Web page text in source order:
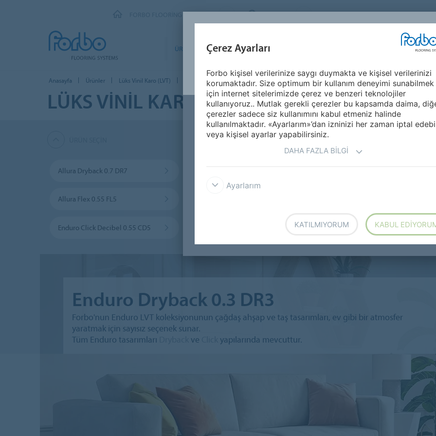
FORBO FLOORING SYSTEMS TURKEY
ÜRÜNLER SEGMENTLER
İLHAM KAYNAĞI &
Anasayfa Ürünler Lüks Vinil Karo (LVT) Enduro Dryback 0.3 DR3
LÜKS VINIL KARO (LVT)
Allura Dryback 0.7 DR7
Allura Flex 0.55 FL5
Enduro Click Decibel 0.55 CD5 Allura Decibel 0.35 AD3 2026
Enduro Dryback 0.3 DR3
Forbo'nun Enduro LVT koleksiyonunun çağdaş ahşap ve taş tasarımları, ev gibi bir atmosfer
yaratmak için sayısız seçenek sunar.
Tüm Enduro tasarımları
ve yapılarında mevcuttur.
Çerez Ayarları
Forbo kişisel verilerinize saygı duymakta ve kişisel verilerinizi
korumaktadır. Size optimum bir kullanım deneyimi sunabilmek
için internet sitelerimizde çerez ve benzeri teknolojiler
kullanıyoruz.. Mutlak gerekli çerezler bu kapsamda daima,
çerezler sadece siz kullanımını kabul etmeniz halinde
kullanılmaktadır. «Ayarlarım»’dan izninizi her zaman iptal
veya kişisel ayarlar yapabilirsiniz.
DAHA FAZLA BILGI
Ayarlarım
KATILMIYORUM KABUL